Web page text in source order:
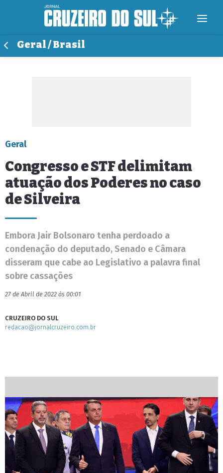
Geral / Brasil
Geral
Congresso e STF delimitam
atuação dos Poderes no caso
de Silveira
Embora Jair Bolsonaro tenha perdoado a
condenação do deputado, Senado e Câmara
disseram que cabe ao Legislativo a palavra final
sobre cassações
27 de Abril de 2022 às 00:01
CRUZEIRO DO SUL
redacao@jornalcruzeiro.com.br